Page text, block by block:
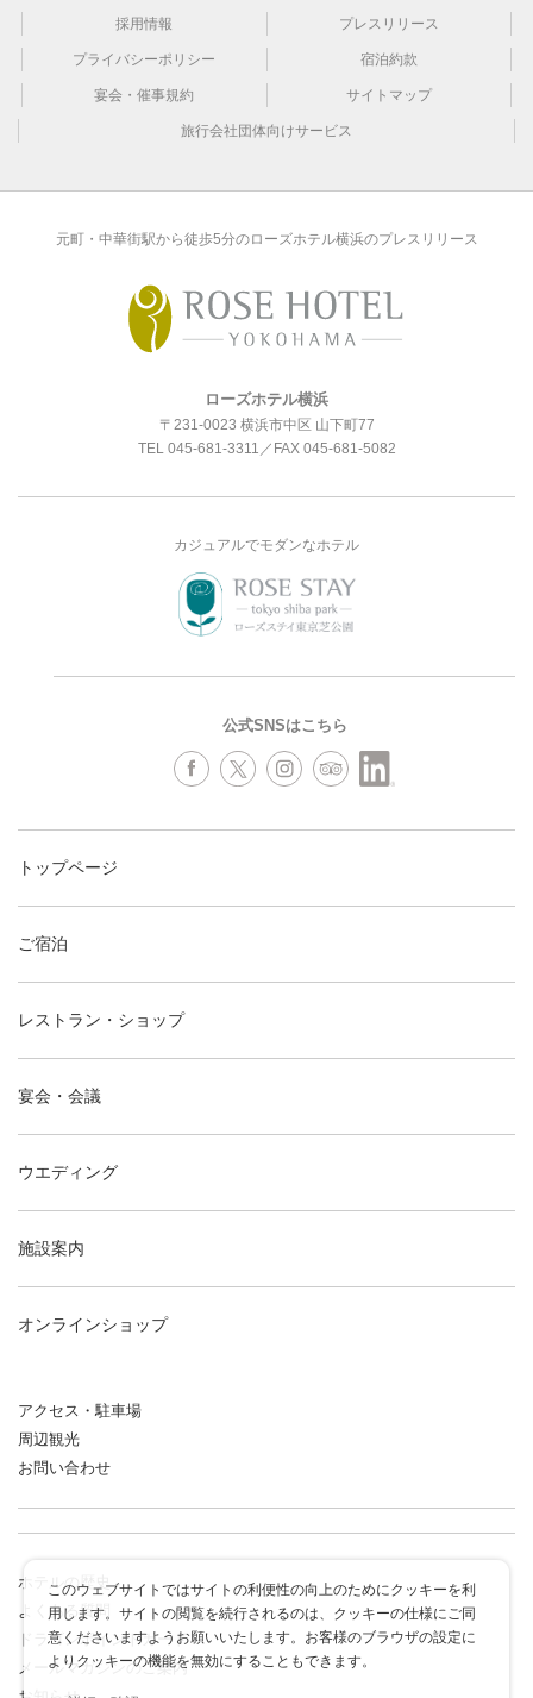
このウェブサイトではサイトの利便性の向上のためにクッキーを利
用します。サイトの閲覧を続行されるのは、クッキーの仕様にご同
意くださいますようお願いいたします。お客様のブラウザの設定に
よりクッキーの機能を無効にすることもできます。
採用情報 プレスリリース
プライバシーポリシー 宿泊約款
宴会・催事規約 サイトマップ
旅行会社団体向けサービス
元町・中華街駅から徒歩5分のローズホテル横浜のプレスリリース
ローズホテル横浜
〒231-0023 横浜市中区 山下町77
TEL 045-681-3311 ／FAX 045-681-5082
カジュアルでモダンなホテル
公式SNSはこちら
トップページ
ご宿泊
レストラン・ショップ
宴会・会議
ウエディング
施設案内
オンラインショップ
アクセス・駐車場
周辺観光
お問い合わせ
ホテルの歴史
よくある質問
ドラゴンポイントカード
メールマガジンのご案内